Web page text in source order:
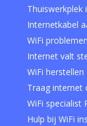
Thuiswerkplek
Internetkabel
WiFi
Internet valt
WiFi
Traag internet
WiFi specialist
Hulp bij WiFi